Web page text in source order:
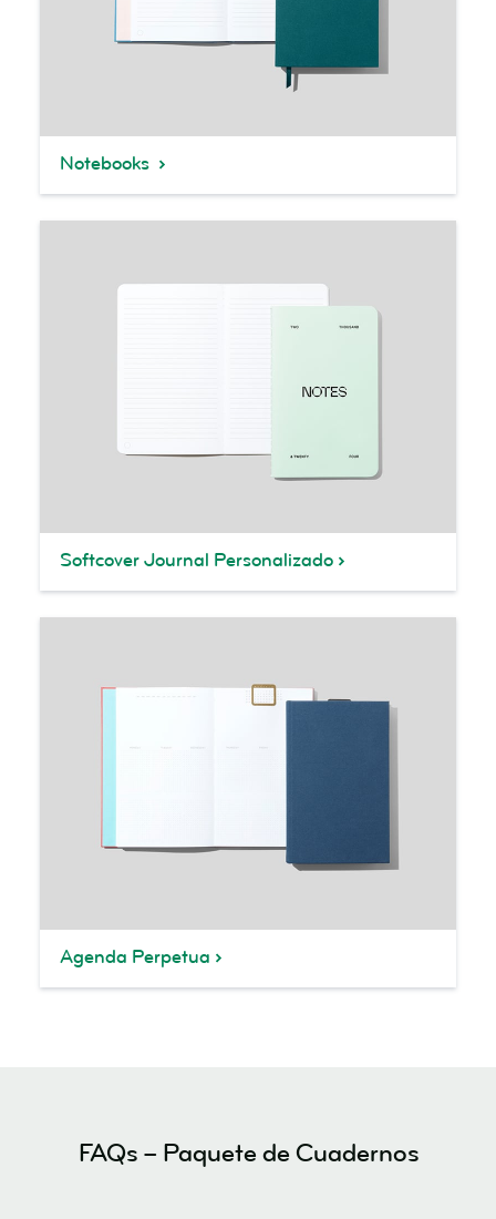
Notebooks
Softcover Journal Personalizado
Agenda Perpetua
FAQs – Paquete de Cuadernos